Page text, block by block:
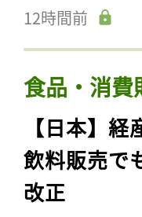
12時間前
食品・消費
【日本】
飲料販売で
改正